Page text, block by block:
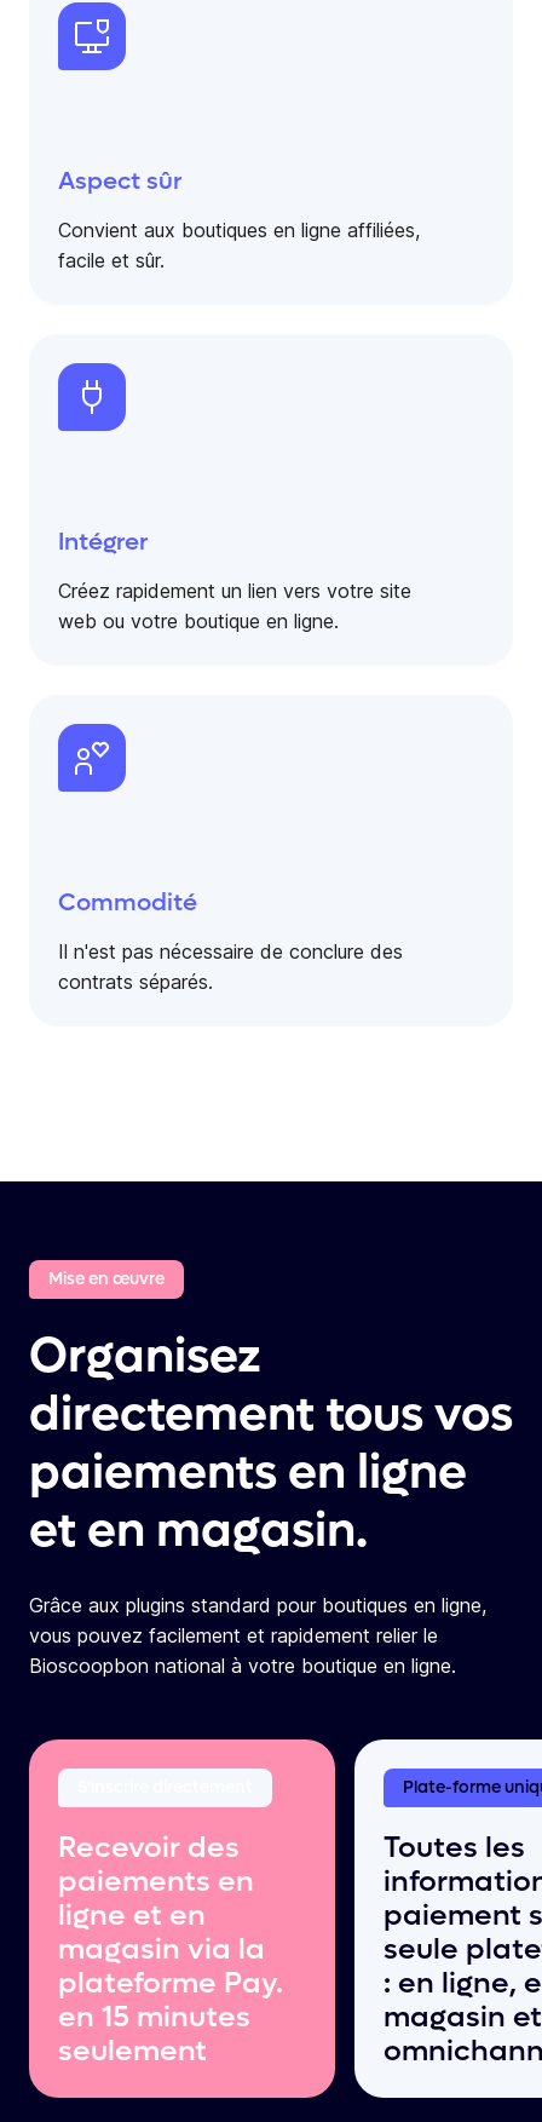
Aspect sûr
Convient aux boutiques en ligne affiliées,
facile et sûr.
Intégrer
Créez rapidement un lien vers votre site
web ou votre boutique en ligne.
Commodité
Il n'est pas nécessaire de conclure des
contrats séparés.
Mise en œuvre
Organisez
directement tous vos
paiements en ligne
et en magasin.
Grâce aux plugins standard pour boutiques en ligne,
vous pouvez facilement et rapidement relier le
Bioscoopbon national à votre boutique en ligne.
Recevoir des
paiements en
ligne et en
magasin via la
plateforme Pay.
en 15 minutes
seulement
Plate-forme
Toutes les
paiement
seule
: en ligne,
magasin et